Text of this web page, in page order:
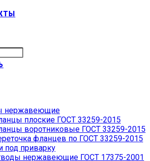
нержавеющие
плоские ГОСТ 33259-2015
воротниковые ГОСТ 33259-2015
фланцев по ГОСТ 33259-2015
под приварку
нержавеющие ГОСТ 17375-2001